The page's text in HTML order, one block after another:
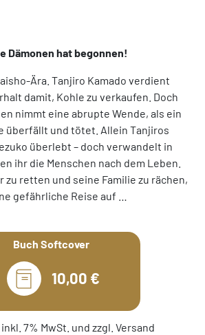
Dämonen hat begonnen!
Ära. Tanjiro Kamado verdient
damit, Kohle zu verkaufen. Doch
nimmt eine abrupte Wende, als ein
überfällt und tötet. Allein Tanjiros
überlebt – doch verwandelt in
ihr die Menschen nach dem Leben.
zu retten und seine Familie zu rächen,
gefährliche Reise auf …
Buch Softcover
10,00 €
7% MwSt. und zzgl. Versand